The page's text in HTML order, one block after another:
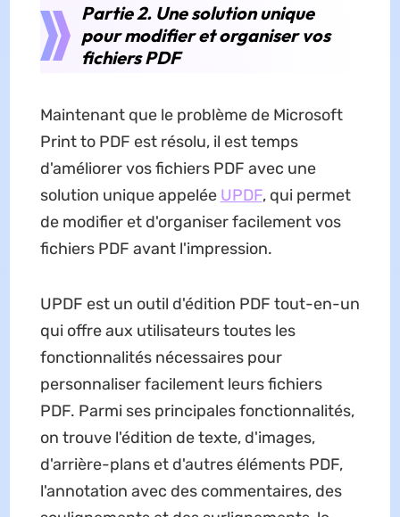
Partie 2. Une solution unique
pour modifier et organiser vos
fichiers PDF
Maintenant que le problème de Microsoft
Print to PDF est résolu, il est temps
d'améliorer vos fichiers PDF avec une
solution unique appelée UPDF, qui permet
de modifier et d'organiser facilement vos
fichiers PDF avant l'impression.
UPDF est un outil d'édition PDF tout-en-un
qui offre aux utilisateurs toutes les
fonctionnalités nécessaires pour
personnaliser facilement leurs fichiers
PDF. Parmi ses principales fonctionnalités,
on trouve l'édition de texte, d'images,
d'arrière-plans et d'autres éléments PDF,
l'annotation avec des commentaires, des